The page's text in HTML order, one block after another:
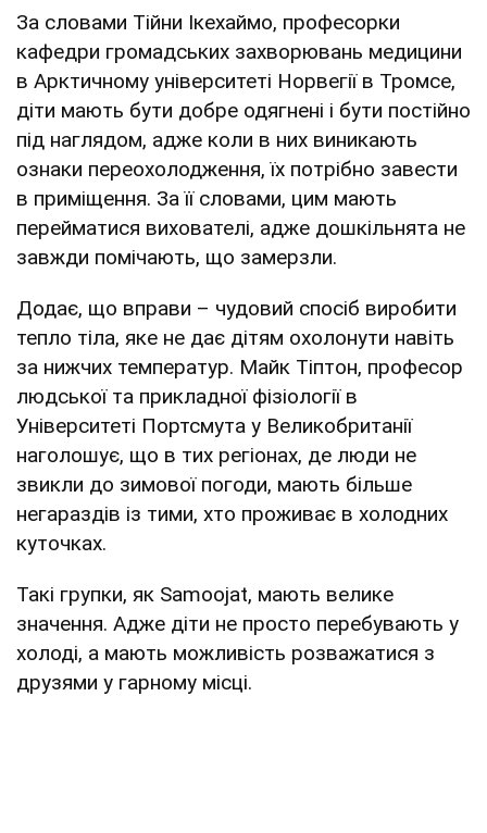
За словами Тійни Ікехаймо, професорки
кафедри громадських захворювань медицини
в Арктичному університеті Норвегії в Тромсе,
діти мають бути добре одягнені і бути постійно
під наглядом, адже коли в них виникають
ознаки переохолодження, їх потрібно завести
в приміщення. За її словами, цим мають
перейматися вихователі, адже дошкільнята не
завжди помічають, що замерзли.
Додає, що вправи – чудовий спосіб виробити
тепло тіла, яке не дає дітям охолонути навіть
за нижчих температур. Майк Тіптон, професор
людської та прикладної фізіології в
Університеті Портсмута у Великобританії
наголошує, що в тих регіонах, де люди не
звикли до зимової погоди, мають більше
негараздів із тими, хто проживає в холодних
куточках.
Такі групки, як Samoojat, мають велике
значення. Адже діти не просто перебувають у
холоді, а мають можливість розважатися з
друзями у гарному місці.